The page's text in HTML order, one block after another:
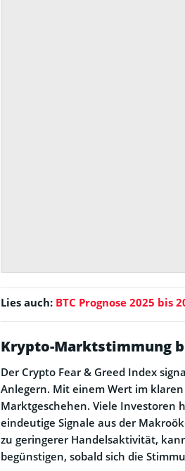
Lies auch: BTC Prognose 2025 bis
Krypto-Marktstimmung
Der Crypto Fear & Greed Index
Anlegern. Mit einem Wert im klaren
Marktgeschehen. Viele
eindeutige Signale aus der
zu geringerer Handelsaktivität,
begünstigen, sobald sich die